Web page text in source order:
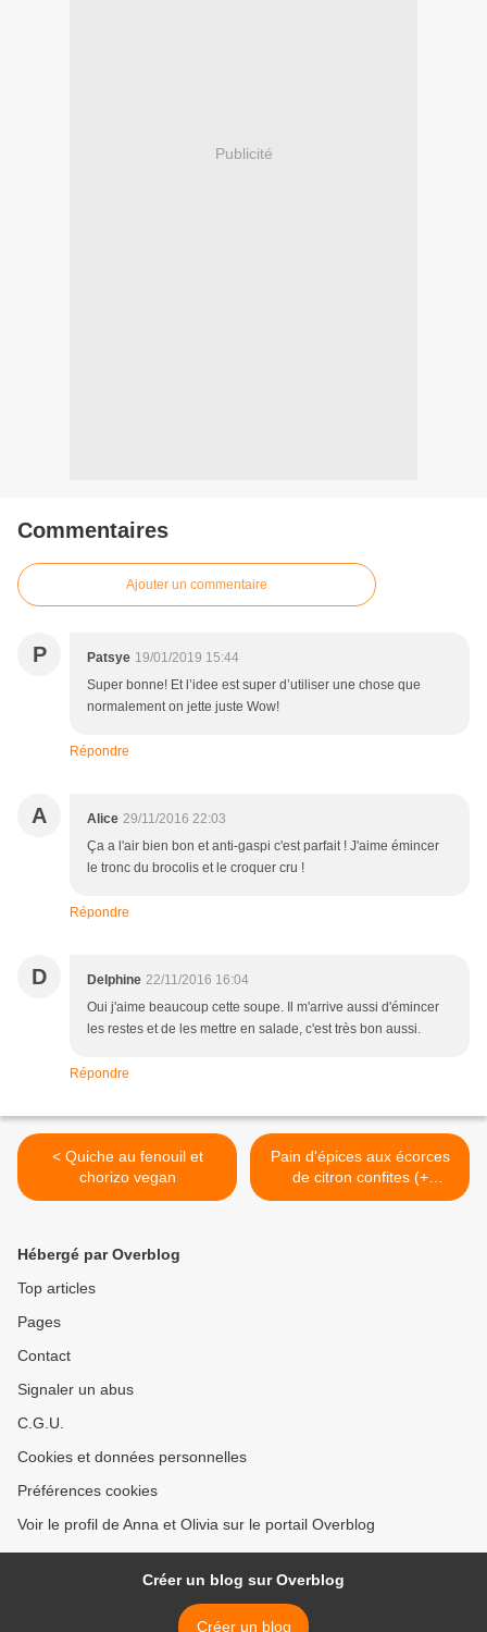
Publicité
Commentaires
Ajouter un commentaire
P Patsye 19/01/2019 15:44
Super bonne! Et l’idee est super d’utiliser une chose que
normalement on jette juste Wow!
Répondre
A Alice 29/11/2016 22:03
Ça a l'air bien bon et anti-gaspi c'est parfait ! J'aime émincer
le tronc du brocolis et le croquer cru !
Répondre
D Delphine 22/11/2016 16:04
Oui j'aime beaucoup cette soupe. Il m'arrive aussi d'émincer
les restes et de les mettre en salade, c'est très bon aussi.
Répondre
< Quiche au fenouil et
chorizo vegan
Pain d'épices aux écorces
de citron confites (+
concours : 2 moules
Hébergé par Overblog
Top articles
Pages
Contact
Signaler un abus
C.G.U.
Cookies et données personnelles
Préférences cookies
Voir le profil de Anna et Olivia sur le portail Overblog
Créer un blog sur Overblog
Créer un blog